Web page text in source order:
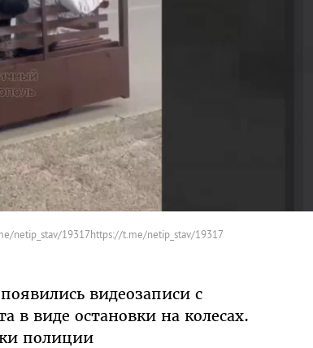
netip_stav/19317https://t.me/netip_stav/19317
видеозаписи с
в виде остановки на колесах.
полиции